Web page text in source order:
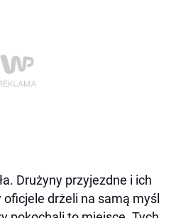
Drużyny przyjezdne i ich
drżeli na samą myśl